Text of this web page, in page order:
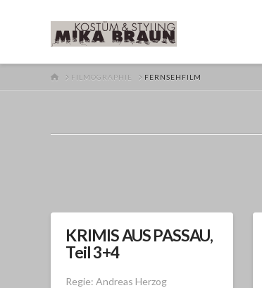
HOMEFILMOGRAPHIE FERNSEHFILM
KRIMIS AUS PASSAU,
Teil 3+4
Regie: Andreas Herzog